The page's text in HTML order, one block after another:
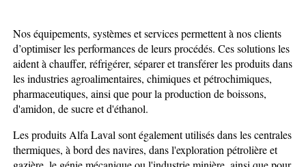
Nos équipements, systèmes et services permettent à nos clients
d’optimiser les performances de leurs procédés. Ces solutions les
aident à chauffer, réfrigérer, séparer et transférer les produits dans
les industries agroalimentaires, chimiques et pétrochimiques,
pharmaceutiques, ainsi que pour la production de boissons,
d'amidon, de sucre et d'éthanol.
Les produits Alfa Laval sont également utilisés dans les centrales
thermiques, à bord des navires, dans l'exploration pétrolière et